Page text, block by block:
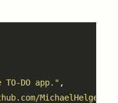
DO app."